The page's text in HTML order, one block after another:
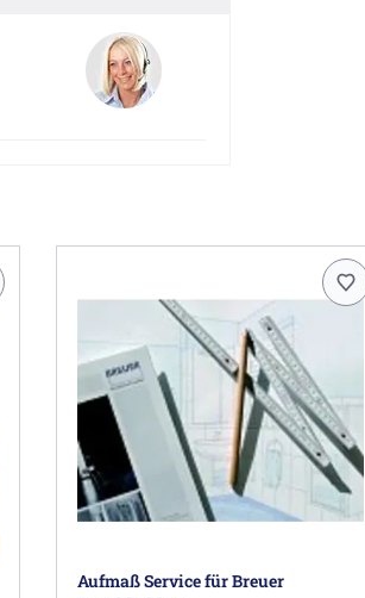
Aufmaß Service für Breuer